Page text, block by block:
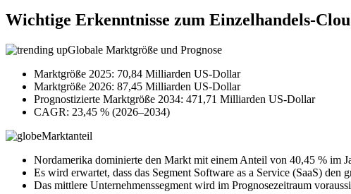
Wichtige Erkenntnisse zum Einzelhandels-
Globale Marktgröße und Prognose
Marktgröße 2025: 70,84 Milliarden US-Dollar
Marktgröße 2026: 87,45 Milliarden US-Dollar
Prognostizierte Marktgröße 2034: 471,71 Milliarden US-Dollar
CAGR: 23,45 % (2026–2034)
Marktanteil
Nordamerika dominierte den Markt mit einem Anteil von 40,45 % im
Es wird erwartet, dass das Segment Software as a Service (SaaS)
Das mittlere Unternehmenssegment wird im Prognosezeitraum